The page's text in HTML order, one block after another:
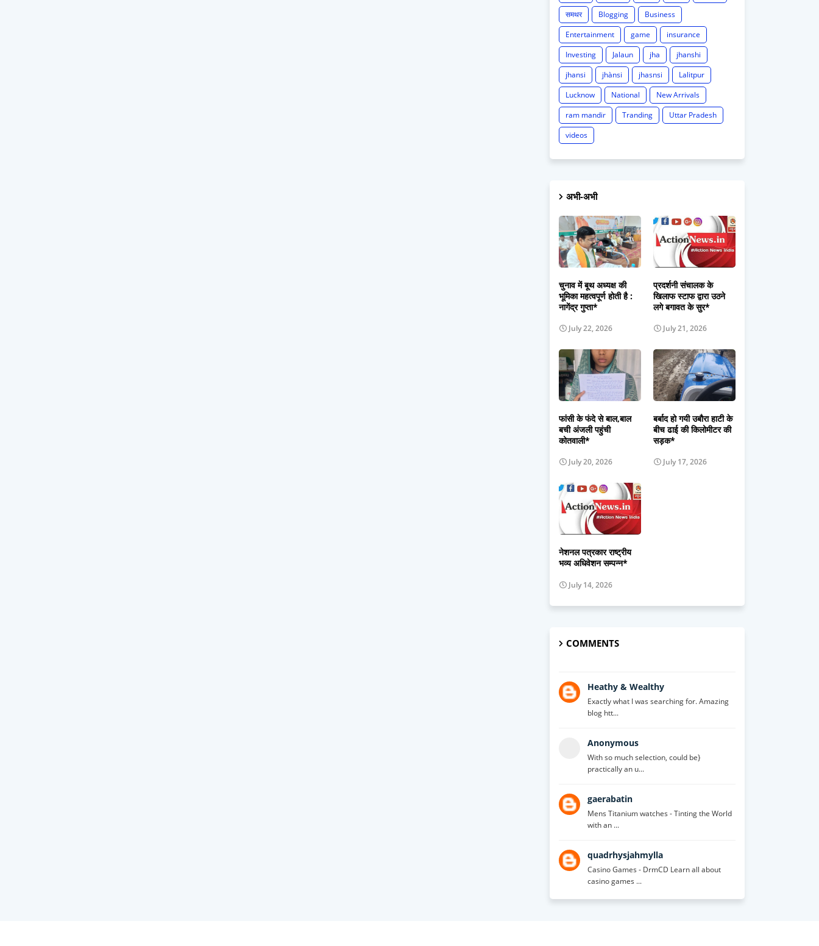
समथर
Blogging
Business
Entertainment
game
insurance
Investing
Jalaun jha
jhanshi
jhansi
jhànsi jhasnsi
Lalitpur
Lucknow
National
New Arrivals
ram mandir
Tranding
Uttar Pradesh
videos
अभी-अभी
चुनाव में बूथ अध्यक्ष की
भूमिका महत्वपूर्ण होती है :
नागेंद्र गुप्ता*
July 22, 2026
प्रदर्शनी संचालक के
खिलाफ स्टाफ द्वारा उठने
लगे बगावत के सुर*
July 21, 2026
फांसी के फंदे से बाल,बाल
बची अंजली पहुंची
कोतवाली*
July 20, 2026
बर्बाद हो गयी उबौरा हाटी के
बीच ढाई की किलोमीटर की
सड़क*
July 17, 2026
नेशनल पत्रकार राष्ट्रीय
भव्य अधिवेशन सम्पन्न*
July 14, 2026
COMMENTS
Heathy & Wealthy
Exactly what I was searching for. Amazing
blog htt...
Anonymous
With so much selection, could be}
practically an u...
gaerabatin
Mens Titanium watches - Tinting the World
with an ...
quadrhysjahmylla
Casino Games - DrmCD Learn all about
casino games ...